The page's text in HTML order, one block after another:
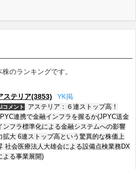
のランキングです。
ステリア(3853) YK掲
コメント
アステリア：６連ストップ高！
連携で金融インフラを握るか(JPYC送金
ンフラ標準化による金融システムへの影響
拡大 6連ストップ高という驚異的な株価上
社会医療法人大雄会による設備点検業務DX
よる事業展開)